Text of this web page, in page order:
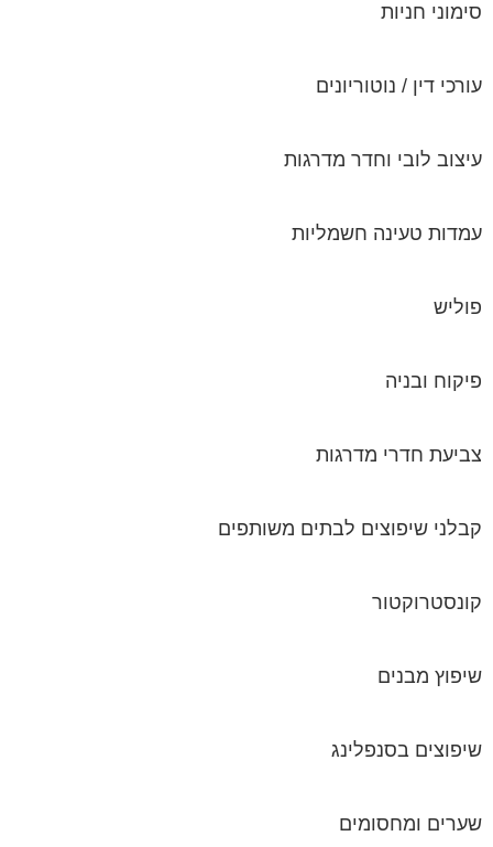
סימוני חניות
עורכי דין / נוטוריונים
עיצוב לובי וחדר מדרגות
עמדות טעינה חשמליות
פוליש
פיקוח ובניה
צביעת חדרי מדרגות
קבלני שיפוצים לבתים משותפים
קונסטרוקטור
שיפוץ מבנים
שיפוצים בסנפלינג
שערים ומחסומים